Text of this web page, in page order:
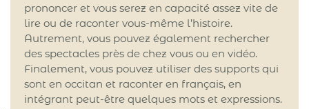
prononcer et vous serez en capacité assez vite de
lire ou de raconter vous-même l’histoire.
Autrement, vous pouvez également rechercher
des spectacles près de chez vous ou en vidéo.
Finalement, vous pouvez utiliser des supports qui
sont en occitan et raconter en français, en
intégrant peut-être quelques mots et expressions.